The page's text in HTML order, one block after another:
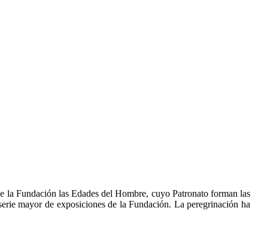
Fundación las Edades del Hombre, cuyo Patronato forman las
mayor de exposiciones de la Fundación. La peregrinación ha